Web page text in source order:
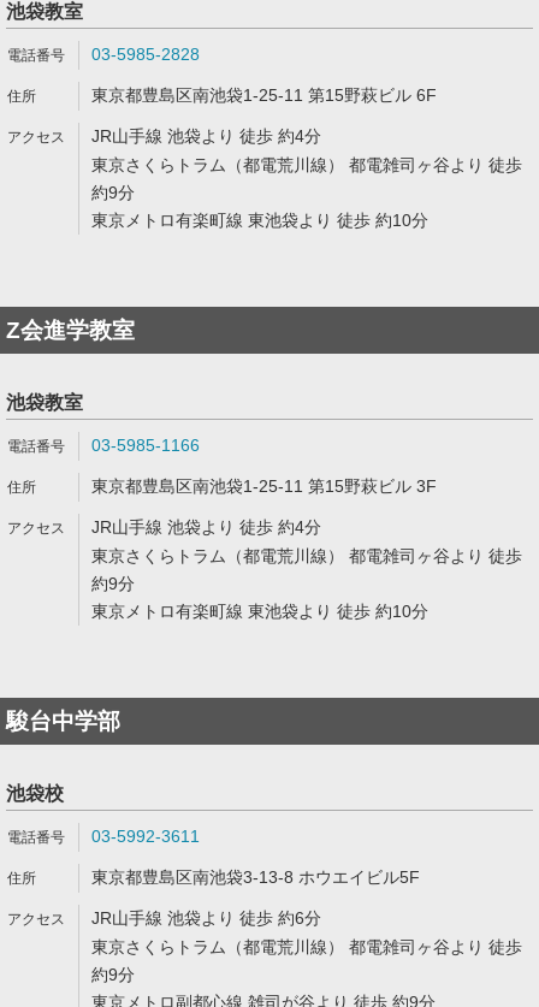
池袋教室
03-5985-2828
東京都豊島区南池袋1-25-11 第15野萩ビル 6F
JR山手線 池袋より 徒歩 約4分
東京さくらトラム（都電荒川線） 都電雑司ヶ谷より 徒歩
約9分
東京メトロ有楽町線 東池袋より 徒歩 約10分
Z会進学教室
池袋教室
03-5985-1166
東京都豊島区南池袋1-25-11 第15野萩ビル 3F
JR山手線 池袋より 徒歩 約4分
東京さくらトラム（都電荒川線） 都電雑司ヶ谷より 徒歩
約9分
東京メトロ有楽町線 東池袋より 徒歩 約10分
駿台中学部
池袋校
03-5992-3611
東京都豊島区南池袋3-13-8 ホウエイビル5F
JR山手線 池袋より 徒歩 約6分
東京さくらトラム（都電荒川線） 都電雑司ヶ谷より 徒歩
約9分
東京メトロ副都心線 雑司が谷より 徒歩 約9分